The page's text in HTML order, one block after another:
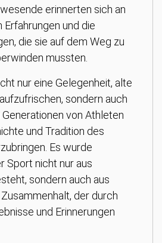
erinnerten sich an
und die
die sie auf dem Weg zu
mussten.
nur eine Gelegenheit, alte
sondern auch
von Athleten
und Tradition des
Es wurde
Sport nicht nur aus
sondern auch aus
der durch
und Erinnerungen